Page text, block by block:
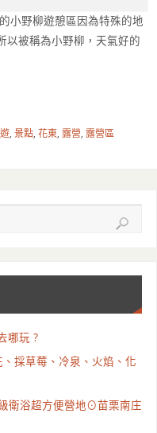
小野柳遊憩區因為特殊的地
以被稱為小野柳，天氣好的
,景點,花東, 露營, 露營區
哪玩 ?
採草莓、冷泉、火焰、化
衛浴超方便營地⊙苗栗南庄